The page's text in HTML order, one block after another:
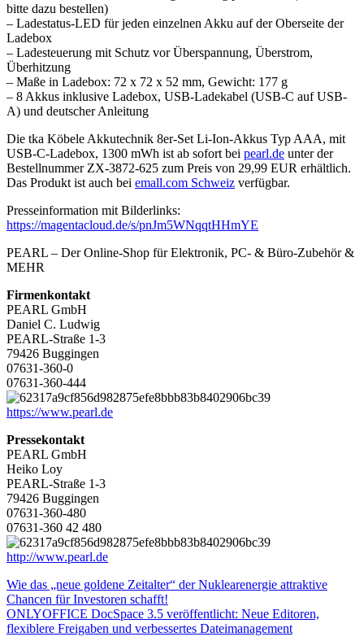
bitte dazu bestellen)
– Ladestatus-LED für jeden einzelnen Akku auf der Oberseite der
Ladebox
– Ladesteuerung mit Schutz vor Überspannung, Überstrom,
Überhitzung
– Maße in Ladebox: 72 x 72 x 52 mm, Gewicht: 177 g
– 8 Akkus inklusive Ladebox, USB-Ladekabel (USB-C auf USB-
A) und deutscher Anleitung
Die tka Köbele Akkutechnik 8er-Set Li-Ion-Akkus Typ AAA, mit
USB-C-Ladebox, 1300 mWh ist ab sofort bei pearl.de unter der
Bestellnummer ZX-3872-625 zum Preis von 29,99 EUR erhältlich.
Das Produkt ist auch bei emall.com Schweiz verfügbar.
Presseinformation mit Bilderlinks:
https://magentacloud.de/s/pnJm5WNqqtHHmYE
PEARL – Der Online-Shop für Elektronik, PC- & Büro-Zubehör &
MEHR
Firmenkontakt
PEARL GmbH
Daniel C. Ludwig
PEARL-Straße 1-3
79426 Buggingen
07631-360-0
07631-360-444
https://www.pearl.de
Pressekontakt
PEARL GmbH
Heiko Loy
PEARL-Straße 1-3
79426 Buggingen
07631-360-480
07631-360 42 480
http://www.pearl.de
Beitragsnavigation
Wie das „neue goldene Zeitalter“ der Nuklearenergie attraktive
Chancen für Investoren schafft!
ONLYOFFICE DocSpace 3.5 veröffentlicht: Neue Editoren,
flexiblere Freigaben und verbessertes Dateimanagement